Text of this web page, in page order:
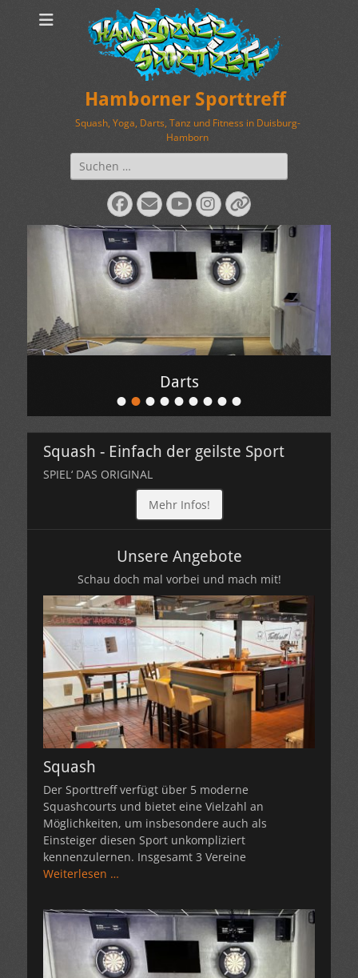
Hamborner Sporttreff
Squash, Yoga, Darts, Tanz und Fitness in Duisburg-
Hamborn
Suchen
nach:
Facebook
E-
Mail
YouTube
Instagram
Verknüpfung
•••••••••
Darts
am
Von
Hamborner
Squash - Einfach der geilste Sport
SPIEL‘ DAS ORIGINAL
Mehr Infos!
Unsere Angebote
Schau doch mal vorbei und mach mit!
Squash
Der Sporttreff verfügt über 5 moderne
Squashcourts und bietet eine Vielzahl an
Möglichkeiten, um insbesondere auch als
Einsteiger diesen Sport unkompliziert
kennenzulernen. Insgesamt 3 Vereine
Weiterlesen …